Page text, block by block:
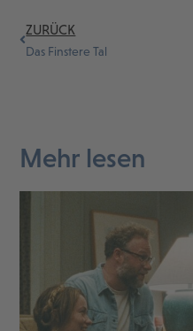
ZURÜCK
Das Finstere Tal
Mehr lesen